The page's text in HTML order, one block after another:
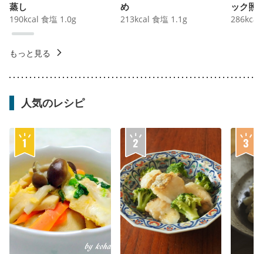
蒸し
190kcal 食塩 1.0g
め
213kcal 食塩 1.1 g
ック照
286kcal
もっと見る
人気のレシピ